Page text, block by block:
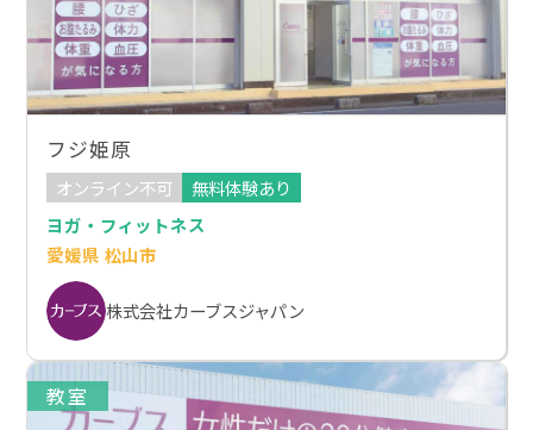
フジ姫原
オンライン不可
無料体験あり
ヨガ・フィットネス
愛媛県 松山市
株式会社カーブスジャパン
教室